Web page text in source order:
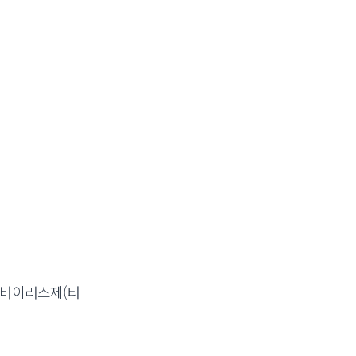
이러스제(타